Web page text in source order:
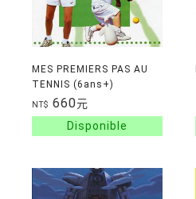
MES PREMIERS PAS AU
TENNIS (6ans+)
NT$ 660元